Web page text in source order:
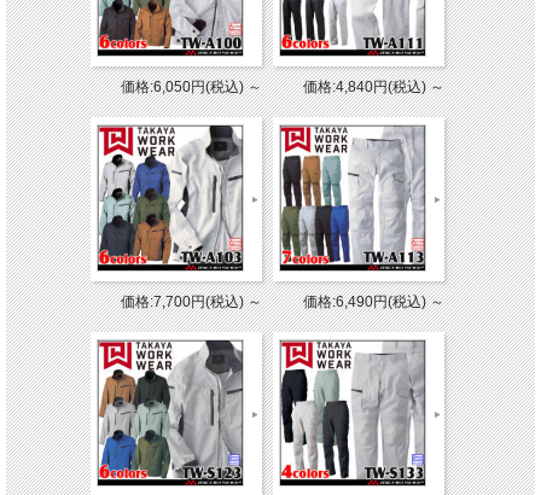
価格:6,050円(税込)～ 価格:4,840円(税込)～
価格:7,700円(税込)～ 価格:6,490円(税込)～